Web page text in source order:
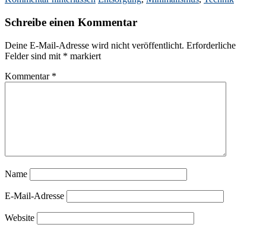
Schreibe einen Kommentar
Deine E-Mail-Adresse wird nicht veröffentlicht. Erforderliche
Felder sind mit * markiert
Kommentar *
Name
E-Mail-Adresse
Website